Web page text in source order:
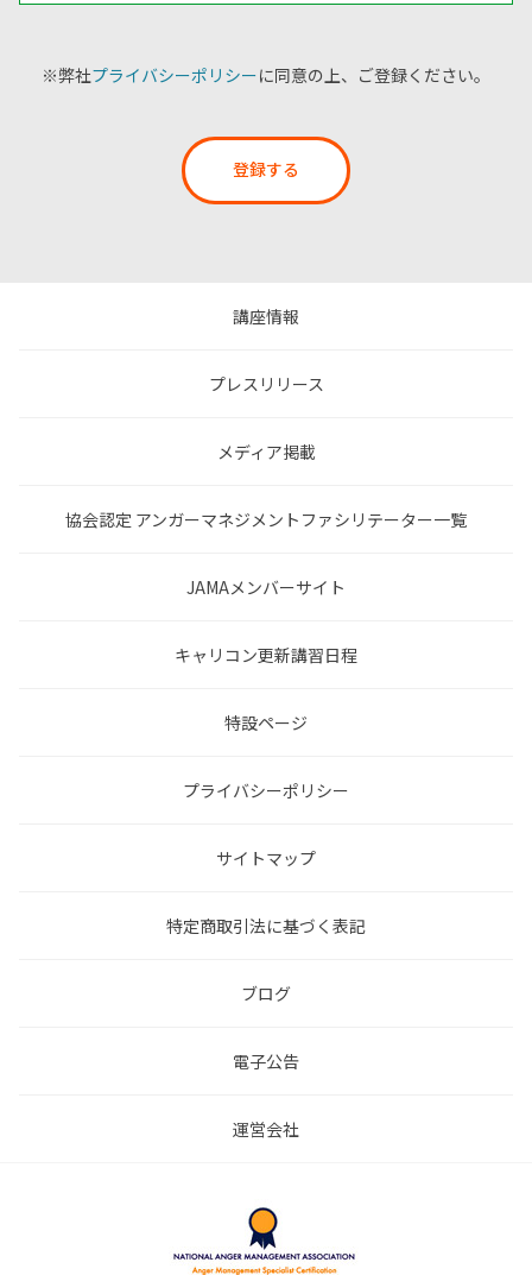
※弊社プライバシーポリシーに同意の上、ご登録ください。
登録する
講座情報
プレスリリース
メディア掲載
協会認定 アンガーマネジメントファシリテーター一覧
JAMAメンバーサイト
キャリコン更新講習日程
特設ページ
プライバシーポリシー
サイトマップ
特定商取引法に基づく表記
ブログ
電子公告
運営会社